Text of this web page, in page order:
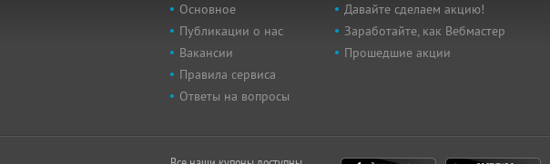
Основное
Публикации о нас
Вакансии
Правила сервиса
Ответы на вопросы
Давайте сделаем акцию!
Заработайте, как Вебмастер
Прошедшие акции